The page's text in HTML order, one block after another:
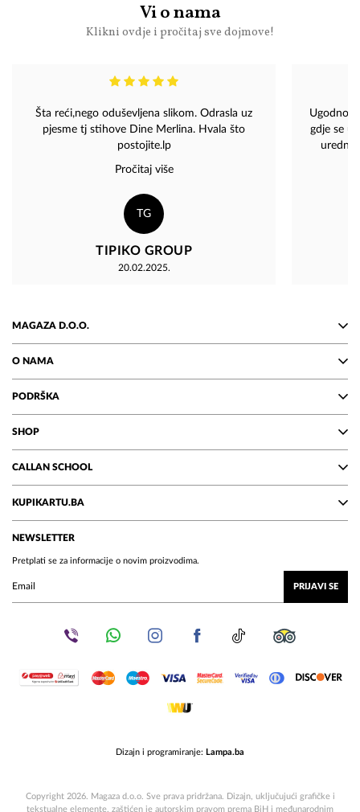
Vi o nama
Klikni ovdje i pročitaj sve dojmove!
Šta reći,nego oduševljena slikom. Odrasla uz
pjesme tj stihove Dine Merlina. Hvala što
postojite.lp
Pročitaj više
TG
TIPIKO GROUP
20.02.2025.
Ugodno i
gdje se
uredno
MAGAZA D.O.O.
O NAMA
PODRŠKA
SHOP
CALLAN SCHOOL
KUPIKARTU.BA
NEWSLETTER
Pretplati se za informacije o novim proizvodima.
PRIJAVI SE
Dizajn i programiranje: Lampa.ba
Copyright 2026. Magaza d.o.o. Sve prava pridržana. Dizajn, uključujući grafičke i
tekstualne elemente, zaštićen je autorskim pravom prema BiH i međunarodnim